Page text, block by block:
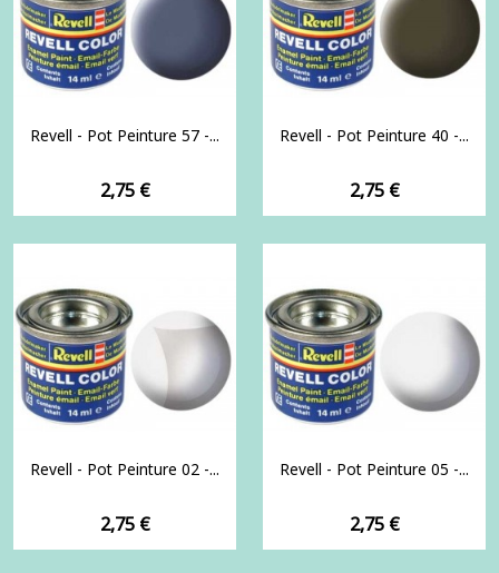
Revell - Pot Peinture 57 -...
Prix
2,75 €
Revell - Pot Peinture 40 -...
Prix
2,75 €
Revell - Pot Peinture 02 -...
Prix
2,75 €
Revell - Pot Peinture 05 -...
Prix
2,75 €